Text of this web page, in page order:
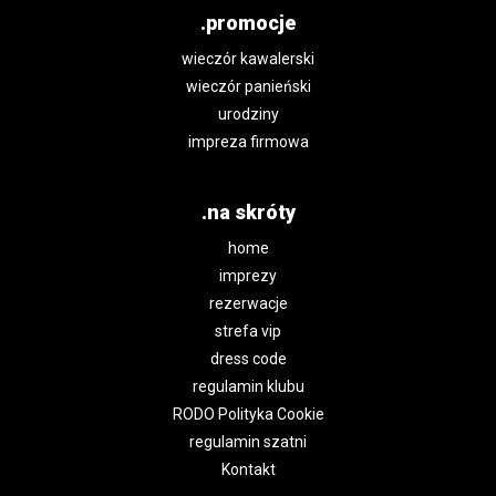
.promocje
wieczór kawalerski
wieczór panieński
urodziny
impreza firmowa
.na skróty
home
imprezy
rezerwacje
strefa vip
dress code
regulamin klubu
RODO Polityka Cookie
regulamin szatni
Kontakt